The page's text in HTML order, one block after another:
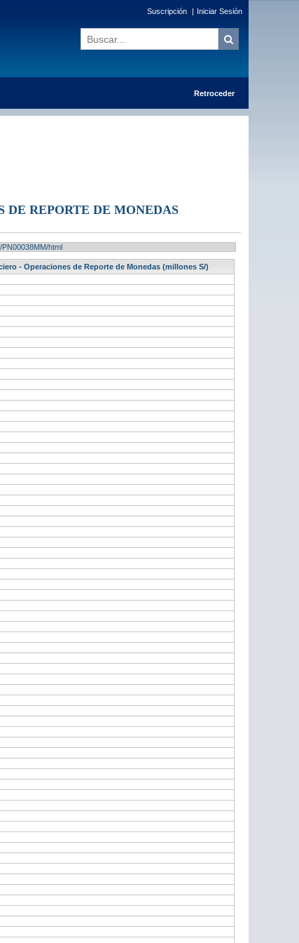
Suscripción | Iniciar Sesión
Retroceder
DE REPORTE DE MONEDAS
html
- Operaciones de Reporte de Monedas (millones S/)